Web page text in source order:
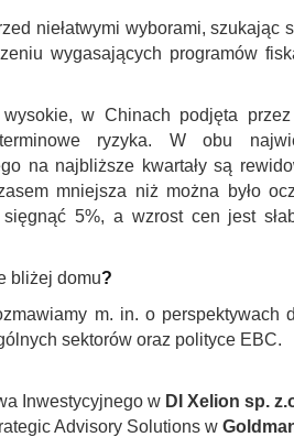
niełatwymi wyborami, szukając
wygasających programów
w Chinach podjęta przez
ryzyka. W obu
na najbliższe kwartały są
mniejsza niż można było
5%, a wzrost cen jest
bliżej domu?
m. in. o perspektywach
sektorów oraz polityce EBC.
Inwestycyjnego w DI Xelion sp.
Advisory Solutions w